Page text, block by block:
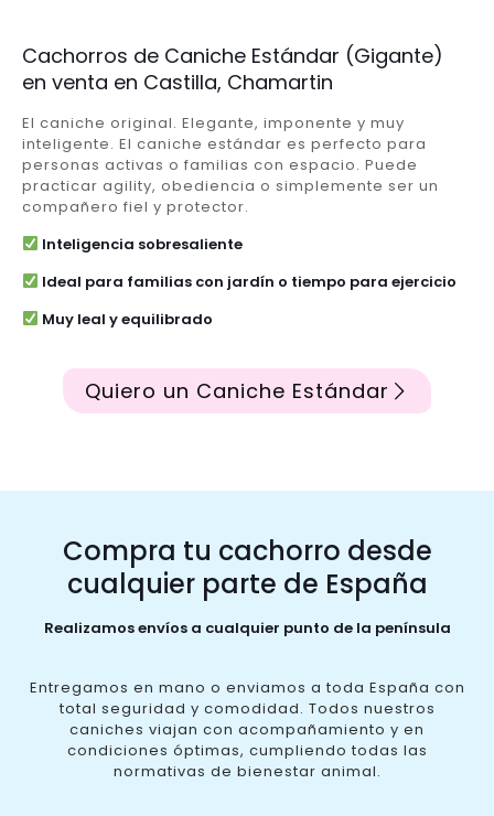
Cachorros de Caniche Estándar (Gigante)
en venta en Castilla, Chamartin
El caniche original. Elegante, imponente y muy
inteligente. El caniche estándar es perfecto para
personas activas o familias con espacio. Puede
practicar agility, obediencia o simplemente ser un
compañero fiel y protector.
Inteligencia sobresaliente
Ideal para familias con jardín o tiempo para ejercicio
Muy leal y equilibrado
Quiero un Caniche Estándar
Compra tu cachorro desde
cualquier parte de España
Realizamos envíos a cualquier punto de la península
Entregamos en mano o enviamos a toda España con
total seguridad y comodidad. Todos nuestros
caniches viajan con acompañamiento y en
condiciones óptimas, cumpliendo todas las
normativas de bienestar animal.